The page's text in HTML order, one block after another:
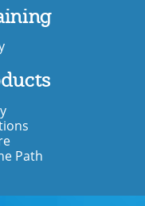
Path